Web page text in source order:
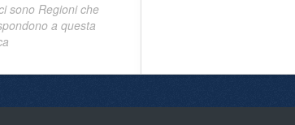
sono Regioni che
a questa